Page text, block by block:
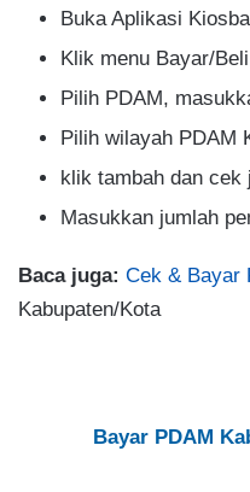
Buka Aplikasi
Klik menu Bayar/Beli
Pilih PDAM,
Pilih wilayah PDAM
klik tambah dan cek
Masukkan jumlah
Baca juga: Cek & Bayar
Kabupaten/Kota
Bayar PDAM